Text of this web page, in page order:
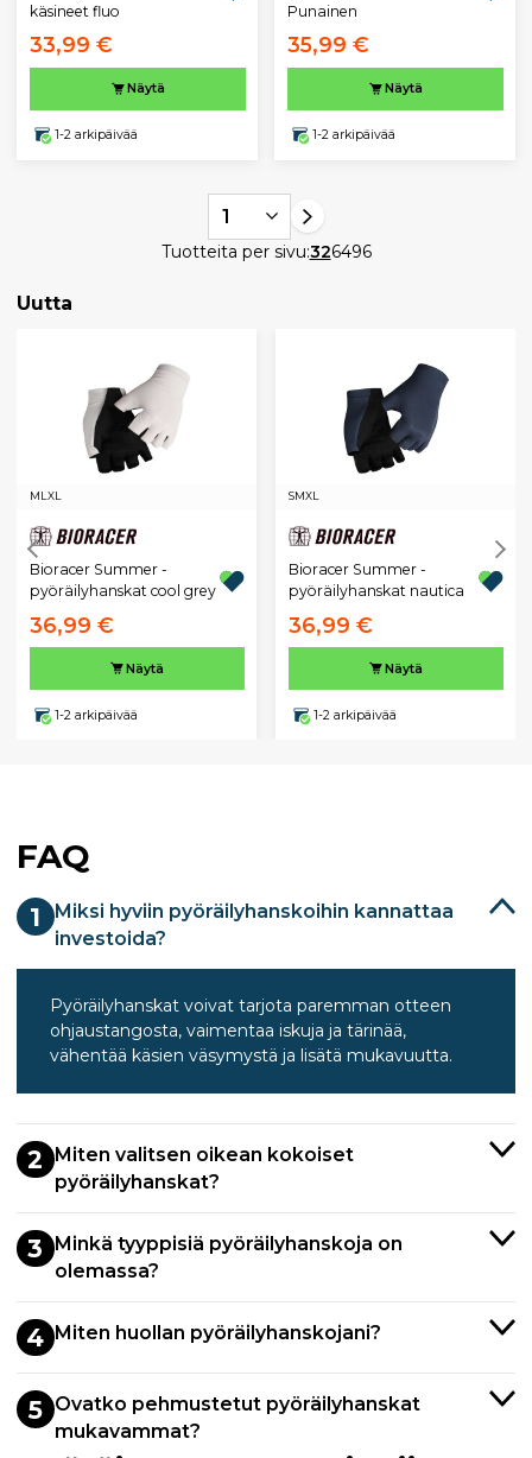
käsineet fluo
33,99 €
Näytä
1-2 arkipäivää
Punainen
35,99 €
Näytä
1-2 arkipäivää
1
Tuotteita per sivu:326496
Uutta
MLXL
Bioracer Summer -
pyöräilyhanskat cool grey
36,99 €
Näytä
1-2 arkipäivää
SMXL
Bioracer Summer -
pyöräilyhanskat nautica
36,99 €
Näytä
1-2 arkipäivää
FAQ
1
Miksi hyviin pyöräilyhanskoihin kannattaa
investoida?
Pyöräilyhanskat voivat tarjota paremman otteen
ohjaustangosta, vaimentaa iskuja ja tärinää,
vähentää käsien väsymystä ja lisätä mukavuutta.
2 Miten valitsen oikean kokoiset
pyöräilyhanskat?
3 Minkä tyyppisiä pyöräilyhanskoja on
olemassa?
4 Miten huollan pyöräilyhanskojani?
5 Ovatko pehmustetut pyöräilyhanskat
mukavammat?